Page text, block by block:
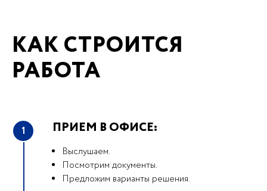
КАК СТРОИТСЯ
РАБОТА
1 ПРИЕМ В ОФИСЕ:
Выслушаем.
Посмотрим документы.
Предложим варианты решения.